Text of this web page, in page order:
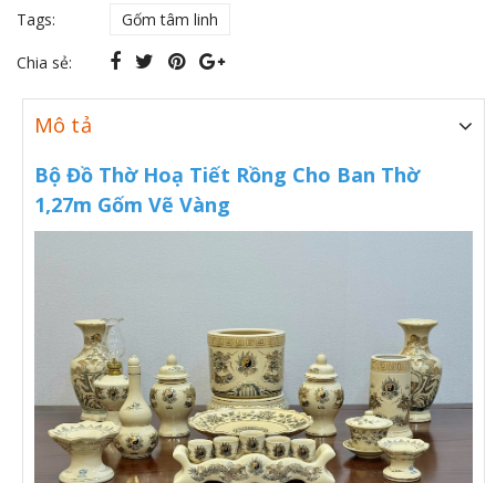
Tags: Gốm tâm linh
Chia sẻ:
Mô tả
Bộ Đồ Thờ Hoạ Tiết Rồng Cho Ban Thờ
1,27m Gốm Vẽ Vàng